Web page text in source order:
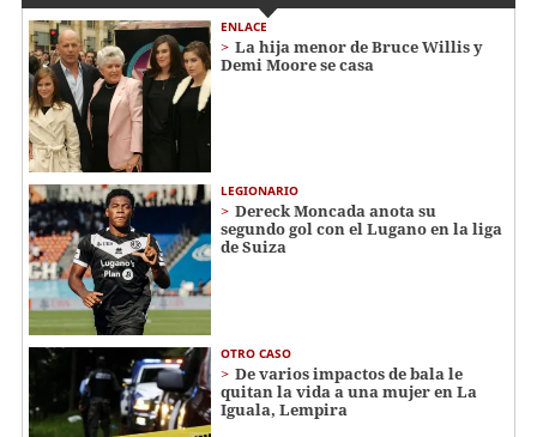
ENLACE
La hija menor de Bruce Willis y
Demi Moore se casa
LEGIONARIO
Dereck Moncada anota su
segundo gol con el Lugano en la liga
de Suiza
OTRO CASO
De varios impactos de bala le
quitan la vida a una mujer en La
Iguala, Lempira